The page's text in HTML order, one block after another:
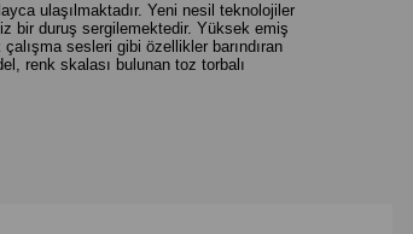
ulaşılmaktadır. Yeni nesil teknolojiler
bir duruş sergilemektedir. Yüksek emiş
sesleri gibi özellikler barındıran
renk skalası bulunan toz torbalı